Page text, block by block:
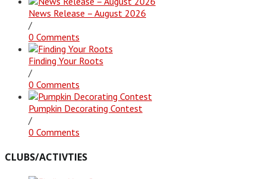
News Release – August 2026
/
0 Comments
Finding Your Roots
/
0 Comments
Pumpkin Decorating Contest
/
0 Comments
CLUBS/ACTIVTIES